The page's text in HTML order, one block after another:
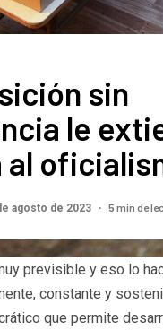
sin
le
al
agosto de 2023 5 min de
previsible y eso lo
constante y
que permite